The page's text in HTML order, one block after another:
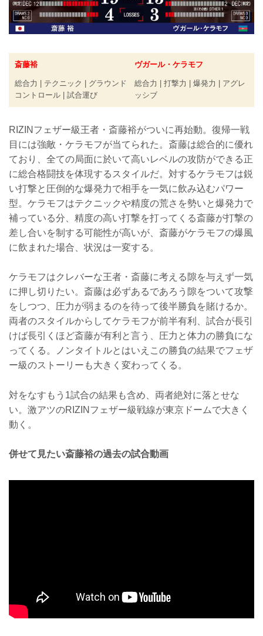
斎藤裕
総合力 | テクニック | グラウンド
コントロール | 試合運び
ヴガール・ケラモフ
総合力 | 打撃力 | 爆発力 | アグレ
ッシブ
RIZINフェザー級王者・斎藤裕がついに再始動。復帰一戦
目には強敵・ケラモフが当てられた。斎藤は総合的に優れ
ており、全ての局面に於いて高いレベルの攻防ができる正
に総合格闘技を体現するスタイルだ。対するケラモフは鋭
い打撃と圧倒的な爆発力で相手を一気に飲み込むパワー
型。ケラモフはテクニックや精度の荒さを勢いと爆発力で
補っている分、精度の高い打撃を打ってくる斎藤が打撃の
差し合いを制する可能性が高いが、斎藤がケラモフの爆風
に飲まれた場合、状況は一変する。
ケラモフはクレバーな王者・斎藤に考える隙を与えず一気
に押し切りたい。斎藤は必ずあるであろう隙をついて攻撃
をしつつ、圧力が弱まるのを待って後半勝負を賭けるか。
両者のスタイルからしてケラモフが前半有利、試合が長引
けば長引くほど斎藤が有利と言う、圧力と体力の勝負にな
ってくる。ノンタイトルとはいえこの勝負の結果でフェザ
ー級のストーリーも大きく変わってくる。
対をなすもう1試合の結果も含め、両者絶対に落とせな
い。激アツのRIZINフェザー級戦線が東京ドームで大きく
動く。
併せて見たい斎藤裕の過去の試合動画